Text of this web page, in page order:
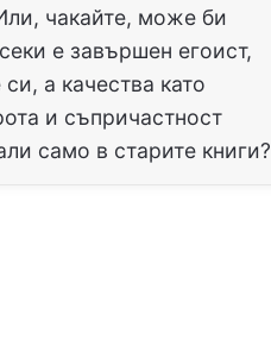
чакайте, може би
е завършен егоист,
а качества като
и съпричастност
само в старите книги?